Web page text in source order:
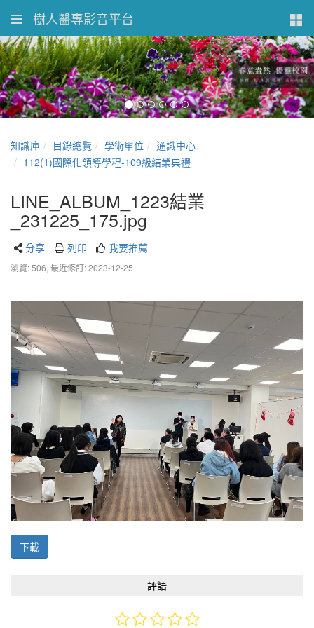
樹人醫專影音平台
知識庫 目錄總覽 學術單位
通識中心
112(1)國際化領導學程-109級結業典禮
LINE_ALBUM_1223結業
_231225_175.jpg
分享 列印 我要推薦
瀏覽: 506, 最近修訂: 2023-12-25
下載
評語